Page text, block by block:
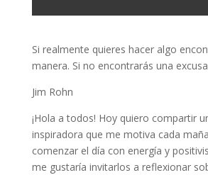
Si realmente quieres hacer algo
manera. Si no encontrarás una excusa
Jim Rohn
¡Hola a todos! Hoy quiero compartir
inspiradora que me motiva cada
comenzar el día con energía y
me gustaría invitarlos a reflexionar